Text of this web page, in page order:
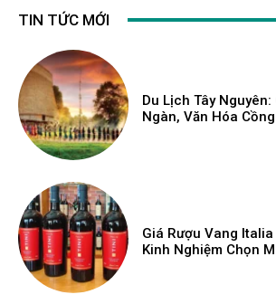
TIN TỨC MỚI
Du Lịch Tây
Ngàn, Văn Hóa
Giá Rượu Vang
Kinh Nghiệm Chọn